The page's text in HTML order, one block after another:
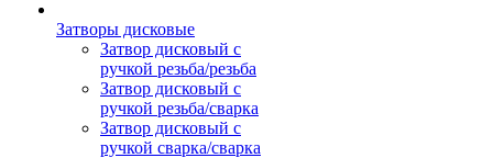
Затворы дисковые
Затвор дисковый с
ручкой резьба/резьба
Затвор дисковый с
ручкой резьба/сварка
Затвор дисковый с
ручкой сварка/сварка